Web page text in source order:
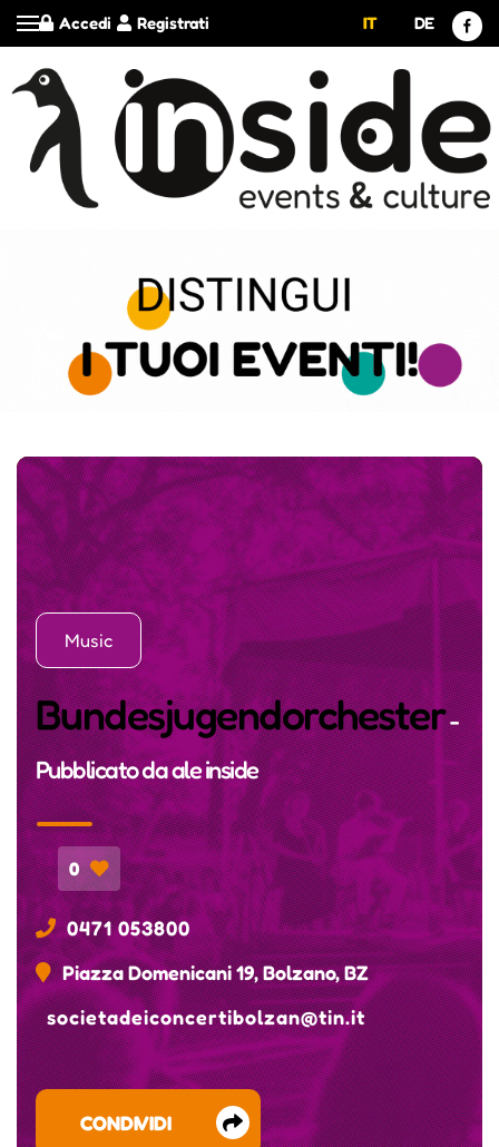
Registrati
Accedi IT DE
Music
Bundesjugendorchester-
Pubblicato daale inside
0
0471 053800
Piazza Domenicani 19, Bolzano, BZ
societadeiconcertibolzan@tin.it
CONDIVIDI